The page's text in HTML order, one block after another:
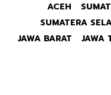
ACEH
SUMATERA
JAWA BARAT
JAWA